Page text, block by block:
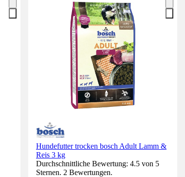
Hundefutter trocken bosch Adult Lamm &
Reis 3 kg
Durchschnittliche Bewertung: 4.5 von 5
Sternen. 2 Bewertungen.